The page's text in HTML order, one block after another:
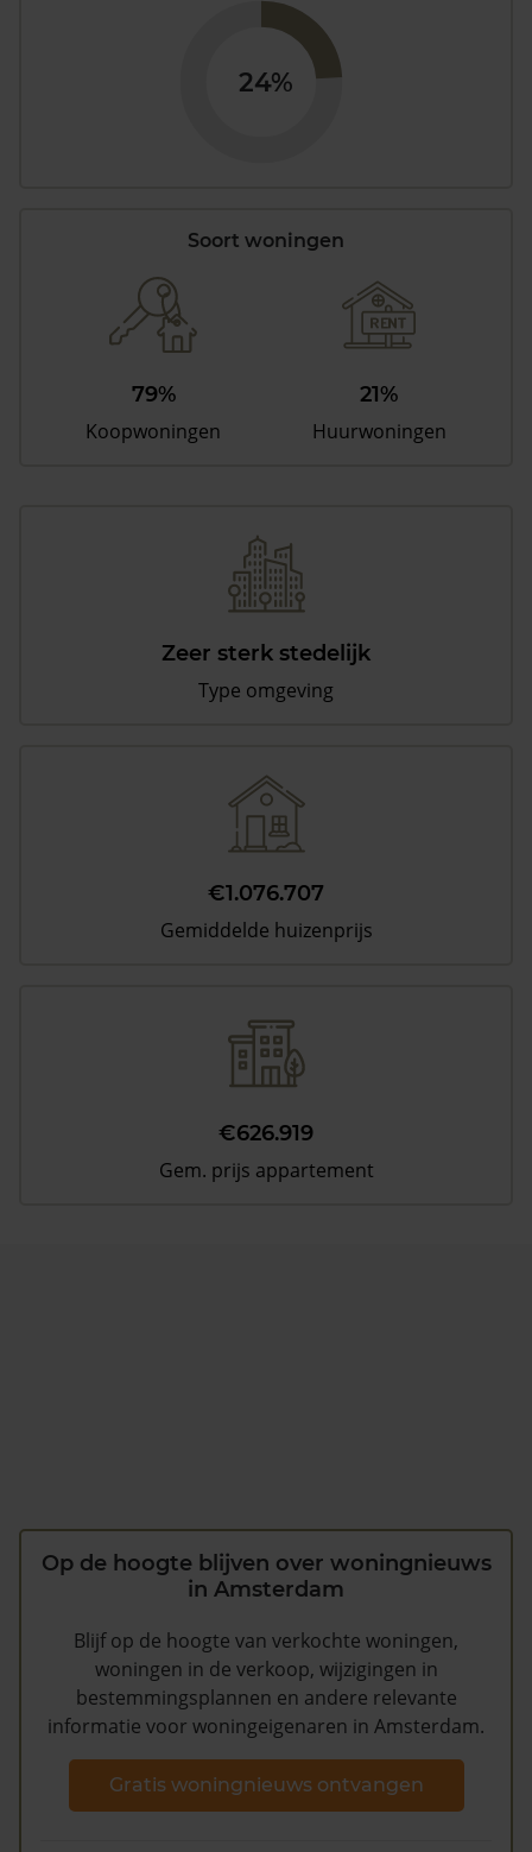
24%
Soort woningen
79%
Koopwoningen
21%
Huurwoningen
Zeer sterk stedelijk
Type omgeving
€1.076.707
Gemiddelde huizenprijs
€626.919
Gem. prijs appartement
Op de hoogte blijven over woningnieuws
in Amsterdam
Blijf op de hoogte van verkochte woningen,
woningen in de verkoop, wijzigingen in
bestemmingsplannen en andere relevante
informatie voor woningeigenaren in Amsterdam.
Gratis woningnieuws ontvangen